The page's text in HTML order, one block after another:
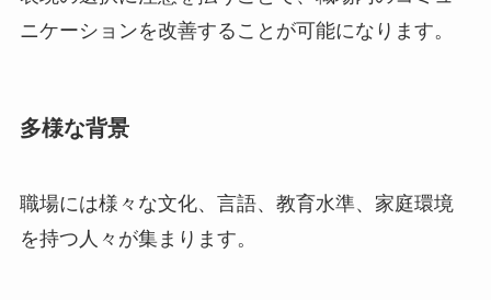
ニケーションを改善することが可能になります。
多様な背景
職場には様々な文化、言語、教育水準、家庭環境
を持つ人々が集まります。